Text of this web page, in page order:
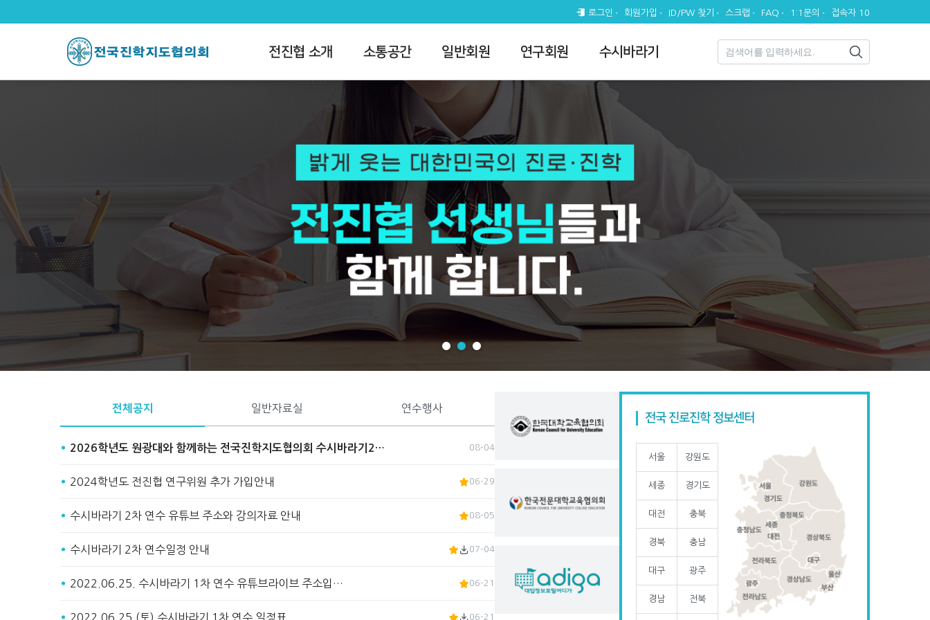
로그인 회원가입 ID/PW 찾기 스크랩 FAQ 1:1문의 접속자 10
전진협 소개 소통공간 일반회원 연구회원 수시바라기
전체공지
2026학년도 원광대와 함께하는 전국진학지도협의회 수시바라기2… 08-04
2024학년도 전진협 연구위원 추가 가입안내 06-29
수시바라기 2차 연수 유튜브 주소와 강의자료 안내 08-05
수시바라기 2차 연수일정 안내 07-04
2022.06.25. 수시바라기 1차 연수 유튜브라이브 주소입… 06-21
2022.06.25.(토) 수시바라기 1차 연수 일정표 06-21
일반자료실 연수행사
전국 진로진학 정보센터
서울 강원도
세종 경기도
대전 충북
경북 충남
대구 광주
경남 전북